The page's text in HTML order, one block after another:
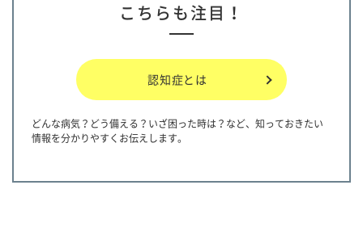
こちらも注目！
認知症とは
どんな病気？どう備える？いざ困った時は？など、知っておきたい
情報を分かりやすくお伝えします。